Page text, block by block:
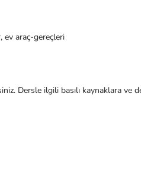
ev araç-gereçleri
Dersle ilgili basılı kaynaklara ve